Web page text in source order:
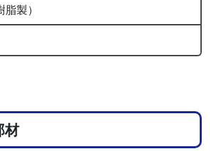
製）
材